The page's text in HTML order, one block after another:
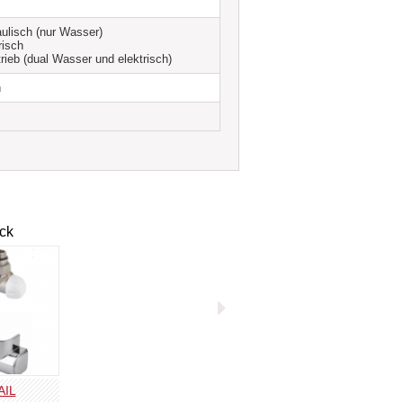
(nur Wasser)
(dual Wasser und elektrisch)
L
– Übersicht